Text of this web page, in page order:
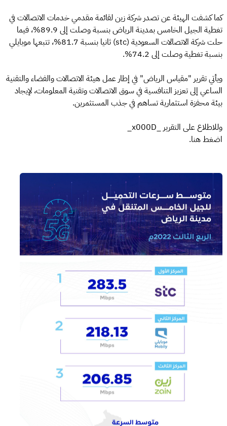
كما كشفت الهيئة عن تصدر شركة زين لقائمة مقدمي خدمات الاتصالات في
تغطية الجيل الخامس بمدينة الرياض بنسبة وصلت إلى 89.9%، فيما
حلت شركة الاتصالات السعودية (stc) ثانيا بنسبة 81.7%، تتبعها موبايلي
بنسبة تغطية وصلت إلى 74.2%.
ويأتي تقرير "مقياس الرياض" في إطار عمل هيئة الاتصالات والفضاء والتقنية
الساعي إلى تعزيز التنافسية في سوق الاتصالات وتقنية المعلومات، لإيجاد
بيئة محفزة استثمارية تساهم في جذب المستثمرين.
وللاطلاع على التقرير _x000D_
اضغط هنا.